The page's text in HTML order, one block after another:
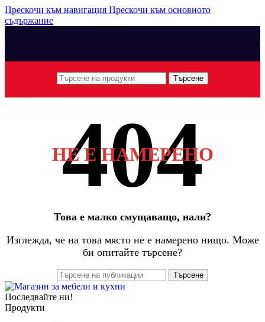
Прескочи към навигация Прескочи към основното
съдържание
Търсене
НЕ Е НАМЕРЕНО
Това е малко смущаващо, нали?
Изглежда, че на това място не е намерено нищо. Може
би опитайте търсене?
Търсене
Последвайте ни!
Продукти